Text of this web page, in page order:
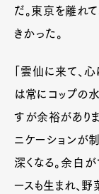
だ。東京を離れ
きかった。
「雲仙に来て、
は常にコップの
すが余裕があり
ニケーションが
深くなる。余白
ースも生まれ、